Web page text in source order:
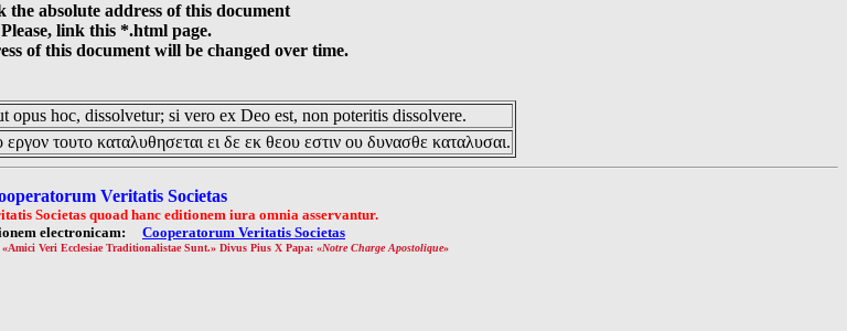
the absolute address of this document
Please, link this *.html page.
of this document will be changed over time.
opus hoc, dissolvetur; si vero ex Deo est, non poteritis dissolvere.
τουτο καταλυθησεται ει δε εκ θεου εστιν ου δυνασθε καταλυσαι.
Veritatis Societas
Societas quoad hanc editionem iura omnia asservantur.
electronicam: Cooperatorum Veritatis Societas
Veri Ecclesiae Traditionalistae Sunt.» Divus Pius X Papa: «Notre Charge Apostolique»